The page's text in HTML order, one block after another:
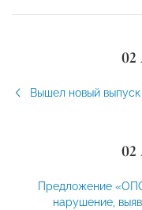
02
Вышел новый
02
Предложение
нарушение,